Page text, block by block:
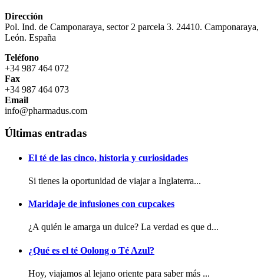
Dirección
Pol. Ind. de Camponaraya, sector 2 parcela 3. 24410. Camponaraya,
León. España
Teléfono
+34 987 464 072
Fax
+34 987 464 073
Email
info@pharmadus.com
Últimas entradas
El té de las cinco, historia y curiosidades
Si tienes la oportunidad de viajar a Inglaterra...
Maridaje de infusiones con cupcakes
¿A quién le amarga un dulce? La verdad es que d...
¿Qué es el té Oolong o Té Azul?
Hoy, viajamos al lejano oriente para saber más ...